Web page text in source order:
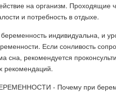
на организм. Проходящие
и потребность в отдыхе.
индивидуальна, и
Если сонливость
рекомендуется
рекомендаций.
- Почему при